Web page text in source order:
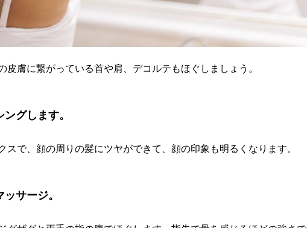
膚に繋がっている首や肩、デコルテもほぐしましょう。
グします。
で、顔の周りの髪にツヤができて、顔の印象も明るくなります。
サージ。